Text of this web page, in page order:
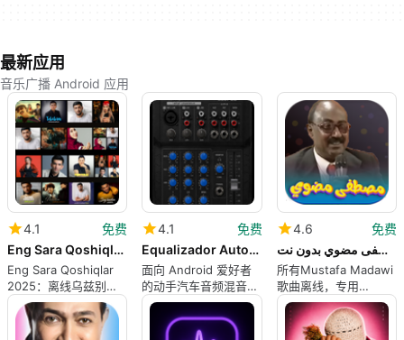
最新应用
音乐广播 Android 应用
4.1
免费
Eng Sara Qoshiqlar 2025 Uzbek
Eng Sara Qoshiqlar
2025：离线乌兹别克
热门歌曲合集，适用于
Android
4.1
免费
Equalizador Automotivo
面向 Android 爱好者
的动手汽车音频混音器
模拟
4.6
免费
جميع اغاني مصطفى مضوي بدون نت
所有Mustafa Madawi
歌曲离线，专用
Android音乐库